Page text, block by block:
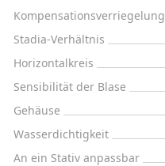
Kompensationsverriegelung
Stadia-Verhältnis
Horizontalkreis
Sensibilität der Blase
Gehäuse
Wasserdichtigkeit
An ein Stativ anpassbar